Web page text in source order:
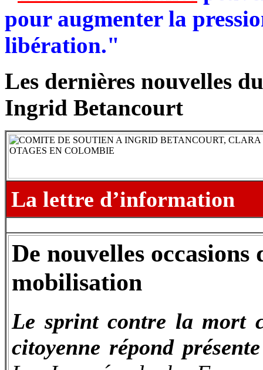
pour augmenter la
libération."
Les dernières nouvelles
Ingrid Betancourt
La lettre d’information
De nouvelles
mobilisation
Le sprint contre la mort
citoyenne répond